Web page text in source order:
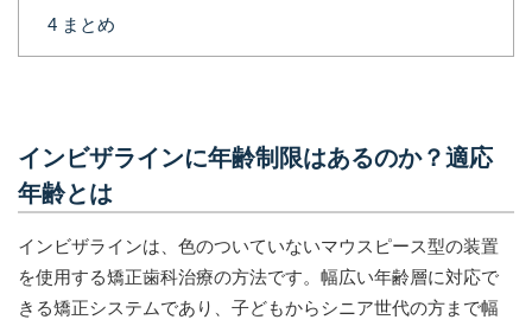
4 まとめ
インビザラインに年齢制限はあるのか？適応
年齢とは
インビザラインは、色のついていないマウスピース型の装置
を使用する矯正歯科治療の方法です。幅広い年齢層に対応で
きる矯正システムであり、子どもからシニア世代の方まで幅